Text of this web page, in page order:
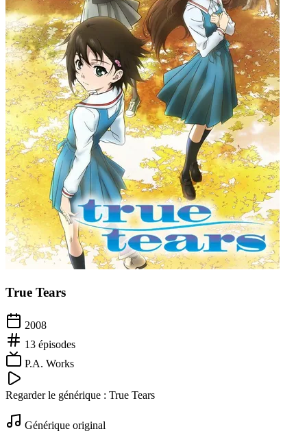
True Tears
2008
13 épisodes
P.A. Works
Regarder le générique : True Tears
Générique original